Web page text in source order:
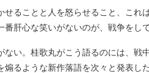
せることと人を怒らせること、こ
番肝心な笑いがないのが、戦争をし
い。桂歌丸がこう語るのには、戦
煽るような新作落語を次々と発表